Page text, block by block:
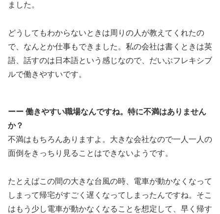
ました。
どうしてもわからないときは周りの人が教えてくれたの
で、なんとか仕事もできました。私の会社は書くときは英
語、話すのは日本語という感じなので、だいぶフレキシブ
ルで働きやすいです。
ーー 働きやすい職場なんですね。特に不満はありません
か？
不満はもちろんありますよ。大きな会社なので一人一人の
面倒をきっちり見ることはできないようです。
たとえばこの間の大きな台風の時、電車が動かなくなって
しまって帰宅がすごく遅くなってしまったんですね。そこ
はもう少し電車が動かなくなることを想定して、早く帰す